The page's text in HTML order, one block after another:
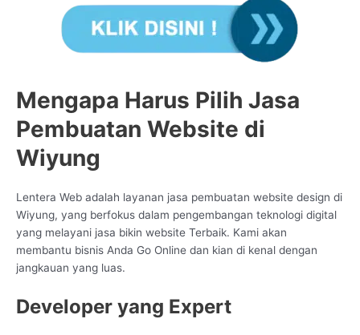
Mengapa Harus Pilih Jasa
Pembuatan Website di
Wiyung
Lentera Web adalah layanan jasa pembuatan website design di
Wiyung, yang berfokus dalam pengembangan teknologi digital
yang melayani jasa bikin website Terbaik. Kami akan
membantu bisnis Anda Go Online dan kian di kenal dengan
jangkauan yang luas.
Developer yang Expert